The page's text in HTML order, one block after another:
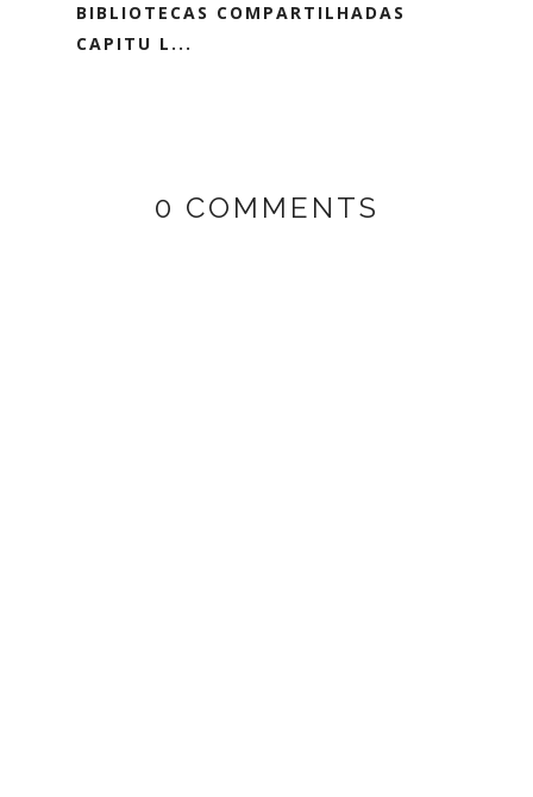
BIBLIOTECAS COMPARTILHADAS
CAPITU L...
0 COMMENTS